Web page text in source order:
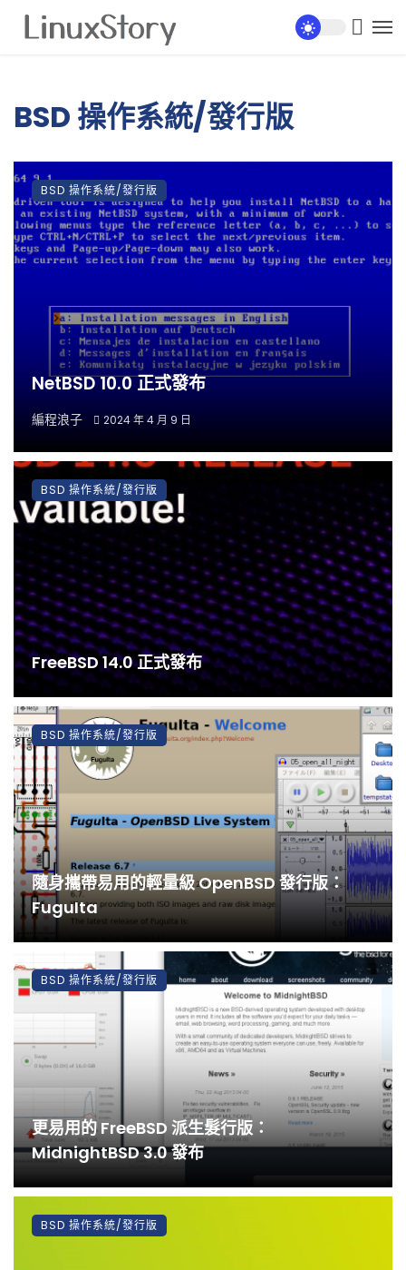
BSD 操作系統/發行版
NetBSD 10.0 正式發布
編程浪子 2024 年 4 月 9 日
BSD 操作系統/發行版
FreeBSD 14.0 正式發布
BSD 操作系統/發行版
隨身攜帶易用的輕量級 OpenBSD 發行版：
FuguIta
BSD 操作系統/發行版
更易用的 FreeBSD 派生髮行版：
MidnightBSD 3.0 發布
BSD 操作系統/發行版
BSD 操作系統/發行版